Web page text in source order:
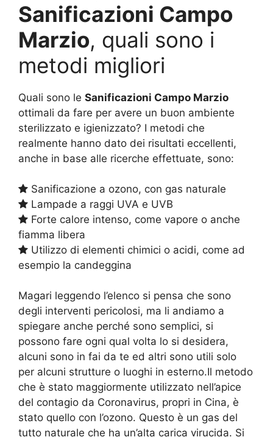
Sanificazioni Campo
Marzio, quali sono i
metodi migliori
Quali sono le Sanificazioni Campo Marzio
ottimali da fare per avere un buon ambiente
sterilizzato e igienizzato? I metodi che
realmente hanno dato dei risultati eccellenti,
anche in base alle ricerche effettuate, sono:
Sanificazione a ozono, con gas naturale
Lampade a raggi UVA e UVB
Forte calore intenso, come vapore o anche
fiamma libera
Utilizzo di elementi chimici o acidi, come ad
esempio la candeggina
Magari leggendo l’elenco si pensa che sono
degli interventi pericolosi, ma li andiamo a
spiegare anche perché sono semplici, si
possono fare ogni qual volta lo si desidera,
alcuni sono in fai da te ed altri sono utili solo
per alcuni strutture o luoghi in esterno.Il metodo
che è stato maggiormente utilizzato nell’apice
del contagio da Coronavirus, propri in Cina, è
stato quello con l’ozono. Questo è un gas del
tutto naturale che ha un’alta carica virucida. Si